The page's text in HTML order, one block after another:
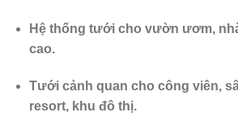
Hệ thống tưới cho vườn ươm,
cao.
Tưới cảnh quan cho công viên,
resort, khu đô thị.